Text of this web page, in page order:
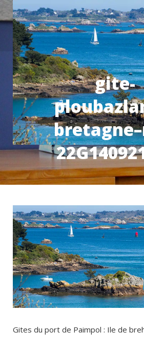
gite-
Gites du port de Paimpol : Ile de